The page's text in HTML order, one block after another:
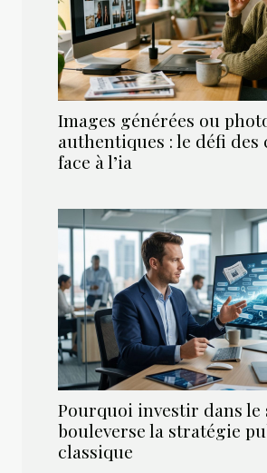
Images générées ou
authentiques : le défi des
face à l’ia
Pourquoi investir dans le
bouleverse la stratégie
classique